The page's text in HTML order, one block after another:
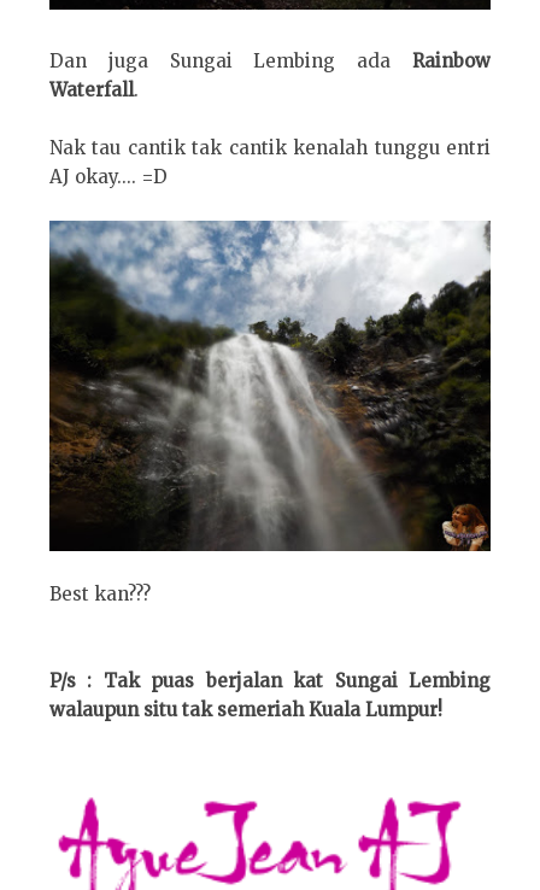
Dan juga Sungai Lembing ada Rainbow
Waterfall.
Nak tau cantik tak cantik kenalah tunggu entri
AJ okay.... =D
Best kan???
P/s : Tak puas berjalan kat Sungai Lembing
walaupun situ tak semeriah Kuala Lumpur!